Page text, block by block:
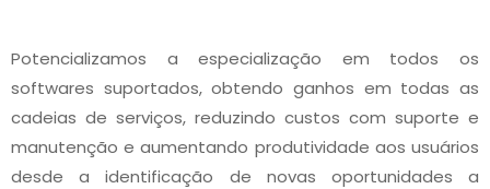
Potencializamos a especialização em todos os
softwares suportados, obtendo ganhos em todas as
cadeias de serviços, reduzindo custos com suporte e
manutenção e aumentando produtividade aos usuários
desde a identificação de novas oportunidades a